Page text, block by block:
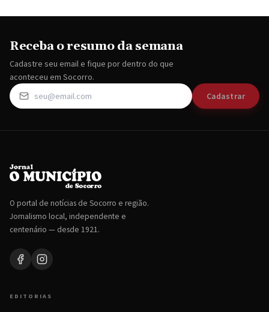
Receba o resumo da semana
Cadastre seu email e fique por dentro do que
aconteceu em Socorro.
Cadastrar
O portal de notícias de Socorro e região.
Jornalismo local, independente e
centenário — desde 1921.
EDITORIAS